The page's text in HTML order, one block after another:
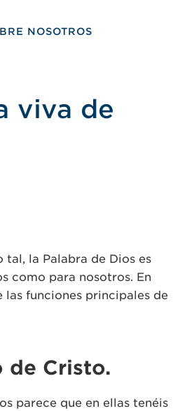
NOSOTROS
viva de
tal, la Palabra de Dios es
como para nosotros. En
las funciones principales de
de Cristo.
parece que en ellas tenéis